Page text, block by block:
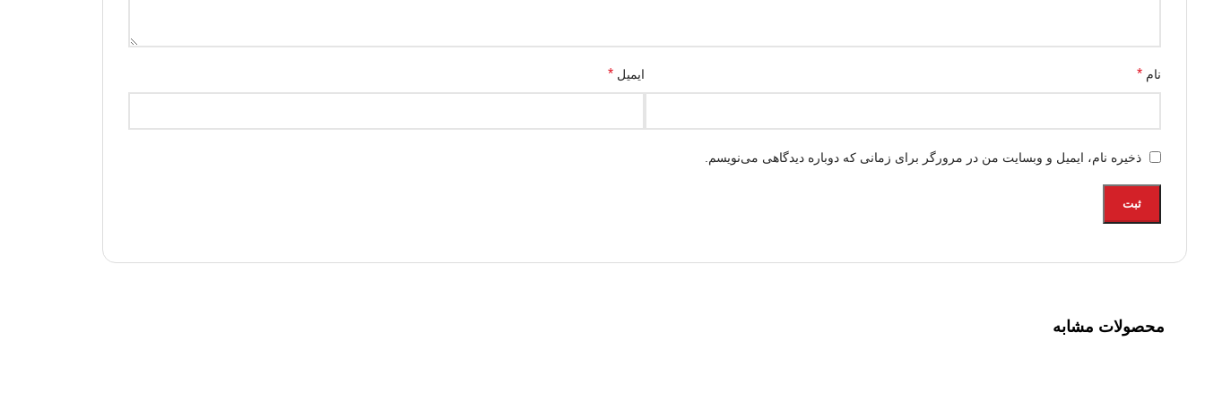
نام * ایمیل *
ذخیره نام، ایمیل و وبسایت من در مرورگر برای زمانی که دوباره دیدگاهی می‌نویسم.
محصولات مشابه